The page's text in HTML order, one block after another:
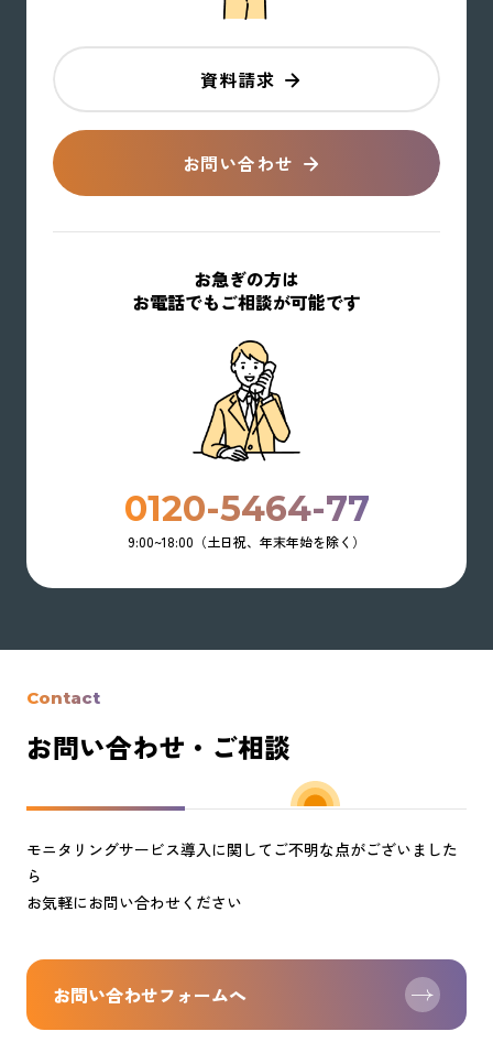
資料請求
お問い合わせ
お急ぎの方は
お電話でもご相談が可能です
0120-5464-77
9:00~18:00（土日祝、年末年始を除く）
Contact
お問い合わせ・ご相談
モニタリングサービス導入に関してご不明な点がございました
ら
お気軽にお問い合わせください
お問い合わせフォームへ